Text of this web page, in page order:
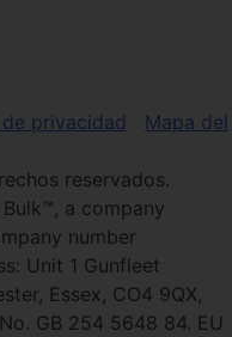
privacidad
Mapa del
reservados.
a company
number
Unit 1 Gunfleet
Essex, CO4 9QX,
GB 254 5648 84. EU